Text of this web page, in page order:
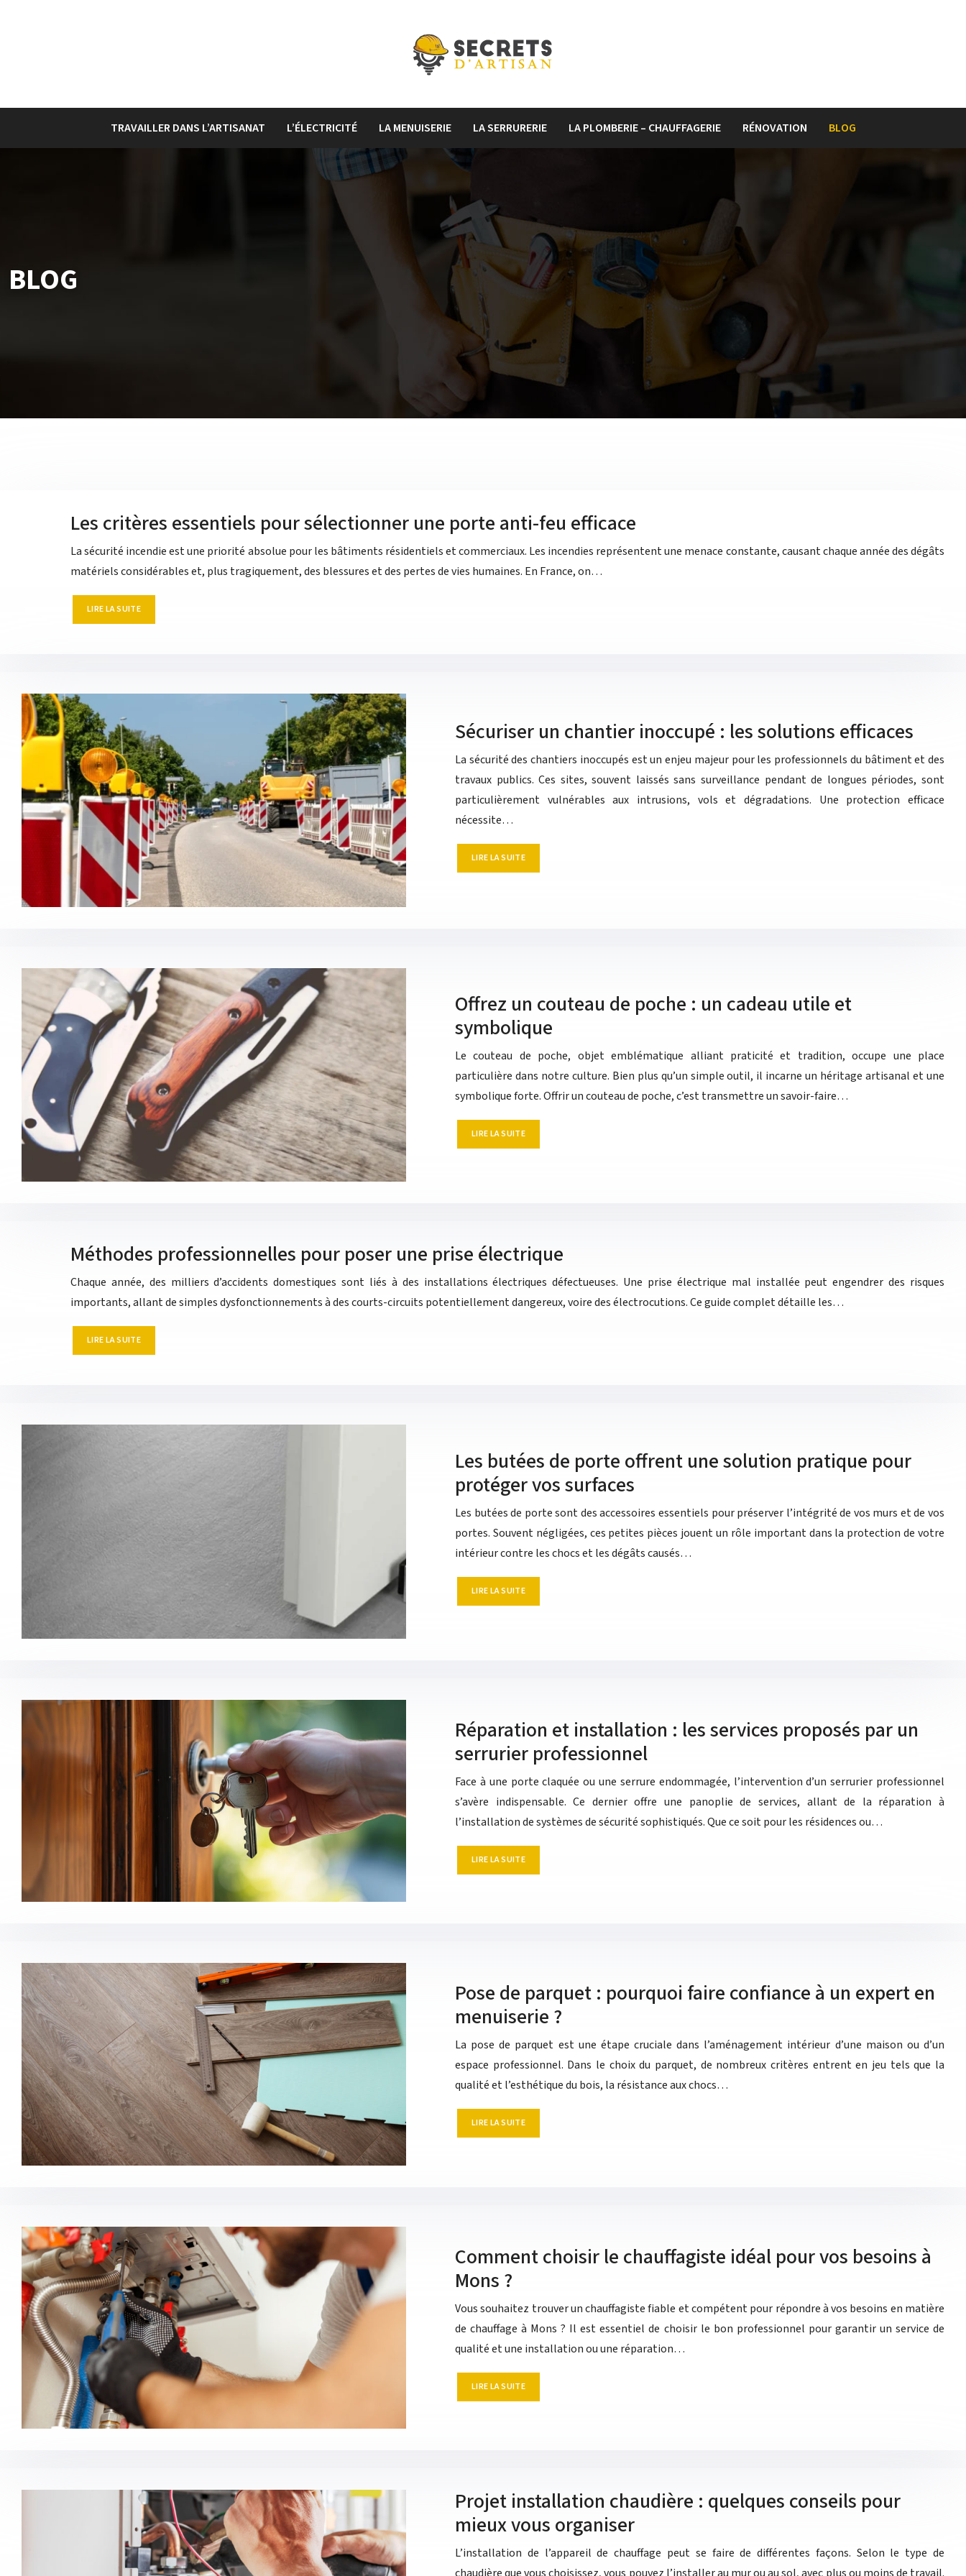
TRAVAILLER DANS L’ARTISANAT L’ÉLECTRICITÉ LA MENUISERIE LA SERRURERIE LA PLOMBERIE – CHAUFFAGERIE RÉNOVATION BLOG
BLOG
Les critères essentiels pour sélectionner une porte anti-feu efficace
La sécurité incendie est une priorité absolue pour les bâtiments résidentiels et commerciaux. Les incendies représentent une menace constante, causant chaque année des dégâts
matériels considérables et, plus tragiquement, des blessures et des pertes de vies humaines. En France, on…
LIRE LA SUITE
Sécuriser un chantier inoccupé : les solutions efficaces
La sécurité des chantiers inoccupés est un enjeu majeur pour les professionnels du bâtiment et des
travaux publics. Ces sites, souvent laissés sans surveillance pendant de longues périodes, sont
particulièrement vulnérables aux intrusions, vols et dégradations. Une protection efficace
nécessite…
LIRE LA SUITE
Offrez un couteau de poche : un cadeau utile et
symbolique
Le couteau de poche, objet emblématique alliant praticité et tradition, occupe une place
particulière dans notre culture. Bien plus qu’un simple outil, il incarne un héritage artisanal et une
symbolique forte. Offrir un couteau de poche, c’est transmettre un savoir-faire…
LIRE LA SUITE
Méthodes professionnelles pour poser une prise électrique
Chaque année, des milliers d’accidents domestiques sont liés à des installations électriques défectueuses. Une prise électrique mal installée peut engendrer des risques
importants, allant de simples dysfonctionnements à des courts-circuits potentiellement dangereux, voire des électrocutions. Ce guide complet détaille les…
LIRE LA SUITE
Les butées de porte offrent une solution pratique pour
protéger vos surfaces
Les butées de porte sont des accessoires essentiels pour préserver l’intégrité de vos murs et de vos
portes. Souvent négligées, ces petites pièces jouent un rôle important dans la protection de votre
intérieur contre les chocs et les dégâts causés…
LIRE LA SUITE
Réparation et installation : les services proposés par un
serrurier professionnel
Face à une porte claquée ou une serrure endommagée, l’intervention d’un serrurier professionnel
s’avère indispensable. Ce dernier offre une panoplie de services, allant de la réparation à
l’installation de systèmes de sécurité sophistiqués. Que ce soit pour les résidences ou…
LIRE LA SUITE
Pose de parquet : pourquoi faire confiance à un expert en
menuiserie ?
La pose de parquet est une étape cruciale dans l’aménagement intérieur d’une maison ou d’un
espace professionnel. Dans le choix du parquet, de nombreux critères entrent en jeu tels que la
qualité et l’esthétique du bois, la résistance aux chocs…
LIRE LA SUITE
Comment choisir le chauffagiste idéal pour vos besoins à
Mons ?
Vous souhaitez trouver un chauffagiste fiable et compétent pour répondre à vos besoins en matière
de chauffage à Mons ? Il est essentiel de choisir le bon professionnel pour garantir un service de
qualité et une installation ou une réparation…
LIRE LA SUITE
Projet installation chaudière : quelques conseils pour
mieux vous organiser
L’installation de l’appareil de chauffage peut se faire de différentes façons. Selon le type de